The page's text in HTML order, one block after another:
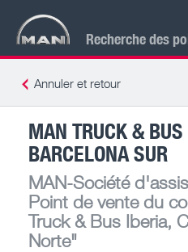
Recherche des
Annuler et retour
MAN TRUCK &
BARCELONA SUR
MAN-Société
Point de vente du
Truck & Bus Iberia,
Norte"